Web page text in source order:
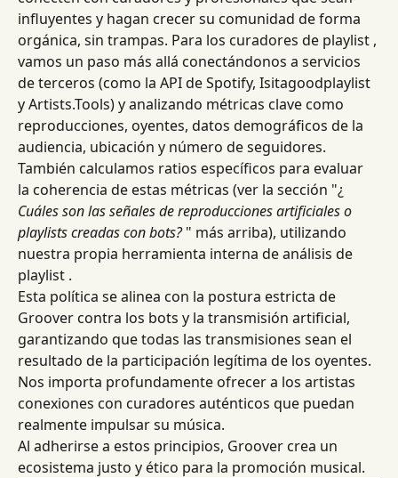
influyentes y hagan crecer su comunidad de forma
orgánica, sin trampas. Para los curadores de playlist ,
vamos un paso más allá conectándonos a servicios
de terceros (como la API de Spotify, Isitagoodplaylist
y Artists.Tools) y analizando métricas clave como
reproducciones, oyentes, datos demográficos de la
audiencia, ubicación y número de seguidores.
También calculamos ratios específicos para evaluar
la coherencia de estas métricas (ver la sección "¿
Cuáles son las señales de reproducciones artificiales o
playlists creadas con bots? " más arriba), utilizando
nuestra propia herramienta interna de análisis de
playlist .
Esta política se alinea con la postura estricta de
Groover contra los bots y la transmisión artificial,
garantizando que todas las transmisiones sean el
resultado de la participación legítima de los oyentes.
Nos importa profundamente ofrecer a los artistas
conexiones con curadores auténticos que puedan
realmente impulsar su música.
Al adherirse a estos principios, Groover crea un
ecosistema justo y ético para la promoción musical.